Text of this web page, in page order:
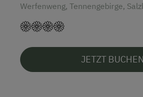
Werfenweng, Tennengebirge,
JETZT BUCHEN